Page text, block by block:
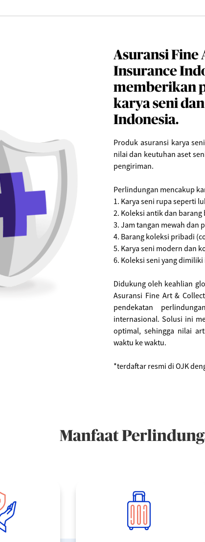
Asuransi Fine
Insurance
memberikan
karya seni
Indonesia.
Produk asuransi karya
nilai dan keutuhan aset
pengiriman.
Perlindungan mencakup
1. Karya seni rupa seperti
2. Koleksi antik dan
3. Jam tangan mewah dan
4. Barang koleksi pribadi
5. Karya seni modern dan
6. Koleksi seni yang
Didukung oleh keahlian
Asuransi Fine Art &
pendekatan
internasional. Solusi ini
optimal, sehingga nilai
waktu ke waktu.
*terdaftar resmi di OJK
Manfaat